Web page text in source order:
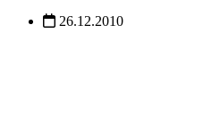
26.12.2010